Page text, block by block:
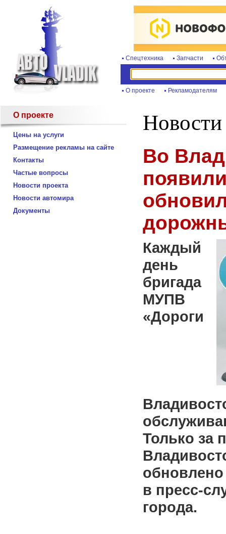
Спецтехника Запчасти
О проекте Рекламодателям
О проекте
Цены на услуги
Размещение рекламы на сайте
Контакты
Частые вопросы
Новости проекта
Новости автомира
Документы
Новости
Во
Каждый
день
бригада
МУПВ
«Дороги
Только за
обновлено
в пресс-
города.